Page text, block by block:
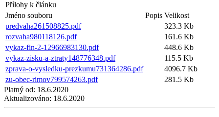
Přílohy k článku
Jméno souboru
Popis Velikost
predvaha261508825.pdf
323.3 Kb
rozvaha980118126.pdf
161.6 Kb
vykaz-fin-2-12966983130.pdf
448.6 Kb
vykaz-zisku-a-ztraty148776348.pdf
115.5 Kb
zprava-o-vysledku-prezkumu731364286.pdf
4096.7 Kb
zu-obec-rimov799574263.pdf
281.5 Kb
Platný od: 18.6.2020
Aktualizováno: 18.6.2020